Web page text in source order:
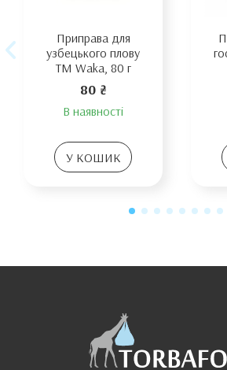
Приправа для
узбецького плову
ТМ Waka, 80 г
80 ₴
В наявності
У КОШИК